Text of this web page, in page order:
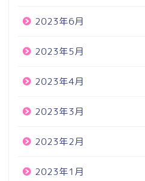
2023年6月
2023年5月
2023年4月
2023年3月
2023年2月
2023年1月